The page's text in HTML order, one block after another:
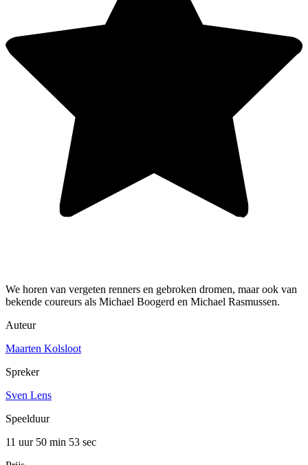
We horen van vergeten renners en gebroken dromen, maar ook van
bekende coureurs als Michael Boogerd en Michael Rasmussen.
Auteur
Maarten Kolsloot
Spreker
Sven Lens
Speelduur
11 uur 50 min 53 sec